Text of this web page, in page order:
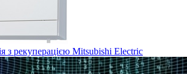
з рекуперацією Mitsubishi Electric